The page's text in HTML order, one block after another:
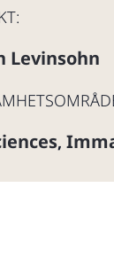
Levinsohn
,